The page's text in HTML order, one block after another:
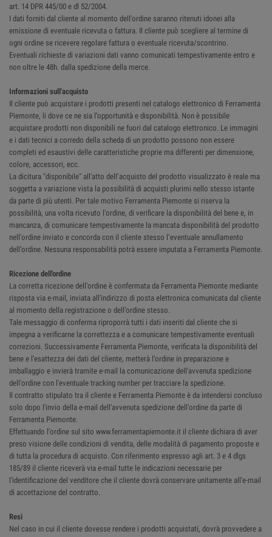
art. 14 DPR 445/00 e dl 52/2004.
I dati forniti dal cliente al momento dell'ordine saranno ritenuti idonei alla
emissione di eventuale ricevuta o fattura. Il cliente può scegliere al termine di
ogni ordine se ricevere regolare fattura o eventuale ricevuta/scontrino.
Eventuali richieste di variazioni dati vanno comunicati tempestivamente entro e
non oltre le 48h. dalla spedizione della merce.
Informazioni sull'acquisto
Il cliente può acquistare i prodotti presenti nel catalogo elettronico di Ferramenta
Piemonte, li dove ce ne sia l’opportunità e disponibilità. Non è possibile
acquistare prodotti non disponibili ne fuori dal catalogo elettronico. Le immagini
e i dati tecnici a corredo della scheda di un prodotto possono non essere
completi ed esaustivi delle caratteristiche proprie ma differenti per dimensione,
colore, accessori, ecc.
La dicitura "disponibile" all'atto dell’acquisto del prodotto visualizzato è reale ma
soggetta a variazione vista la possibilità di acquisti plurimi nello stesso istante
da parte di più utenti. Per tale motivo Ferramenta Piemonte si riserva la
possibilità, una volta ricevuto l'ordine, di verificare la disponibilità del bene e, in
mancanza, di comunicare tempestivamente la mancata disponibilità del prodotto
nell'ordine inviato e concorda con il cliente stesso l’eventuale annullamento
dell’ordine. Nessuna responsabilità potrà essere imputata a Ferramenta Piemonte.
Ricezione dell'ordine
La corretta ricezione dell'ordine è confermata da Ferramenta Piemonte mediante
risposta via e-mail, inviata all'indirizzo di posta elettronica comunicata dal cliente
al momento della registrazione o dell’ordine stesso.
Tale messaggio di conferma riproporrà tutti i dati inseriti dal cliente che si
impegna a verificarne la correttezza e a comunicare tempestivamente eventuali
correzioni. Successivamente Ferramenta Piemonte, verificata la disponibilità del
bene e l'esattezza dei dati del cliente, metterà l’ordine in preparazione e
imballaggio e invierà tramite e-mail la comunicazione dell'avvenuta spedizione
dell'ordine con l'eventuale tracking number per tracciare la spedizione.
Il contratto stipulato tra il cliente e Ferramenta Piemonte è da intendersi concluso
solo dopo l'invio della e-mail dell'avvenuta spedizione dell'ordine da parte di
Ferramenta Piemonte.
Effettuando l'ordine sul sito www.ferramentapiemonte.it il cliente dichiara di aver
preso visione delle condizioni di vendita, delle modalità di pagamento proposte e
di tutta la procedura di acquisto. Con riferimento espresso agli art. 3 e 4 dlgs
185/89 il cliente riceverà via e-mail tutte le indicazioni necessarie per
l'identificazione del venditore che il cliente dovrà conservare unitamente all'e-mail
di accettazione del contratto.
Resi
Nel caso in cui il cliente dovesse rendere i prodotti acquistati, dovrà provvedere a